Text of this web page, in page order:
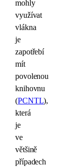
mohly
využívat
vlákna
je
zapotřebí
mít
povolenou
knihovnu
(PCNTL),
která
je
ve
většině
případech